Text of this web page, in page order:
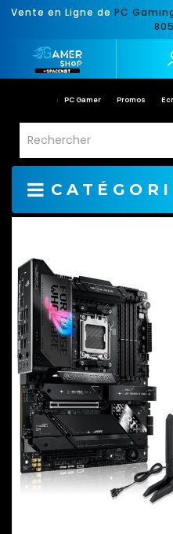
Vente en Ligne de PC
PC Gamer Promos